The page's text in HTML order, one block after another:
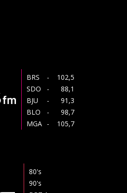
BRS
- 102,5
SDO
- 88,1
BJU
- 91,3
BLO
- 98,7
MGA - 105,7
80's
90's